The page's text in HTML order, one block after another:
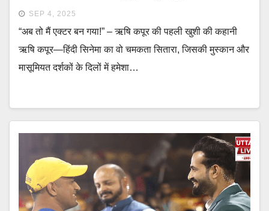
SEP 4, 2025
“अब तो मैं एक्टर बन गया!” – ऋषि कपूर की पहली खुशी की कहानी
ऋषि कपूर—हिंदी सिनेमा का वो चमकता सितारा, जिसकी मुस्कान और
मासूमियत दर्शकों के दिलों में हमेशा…